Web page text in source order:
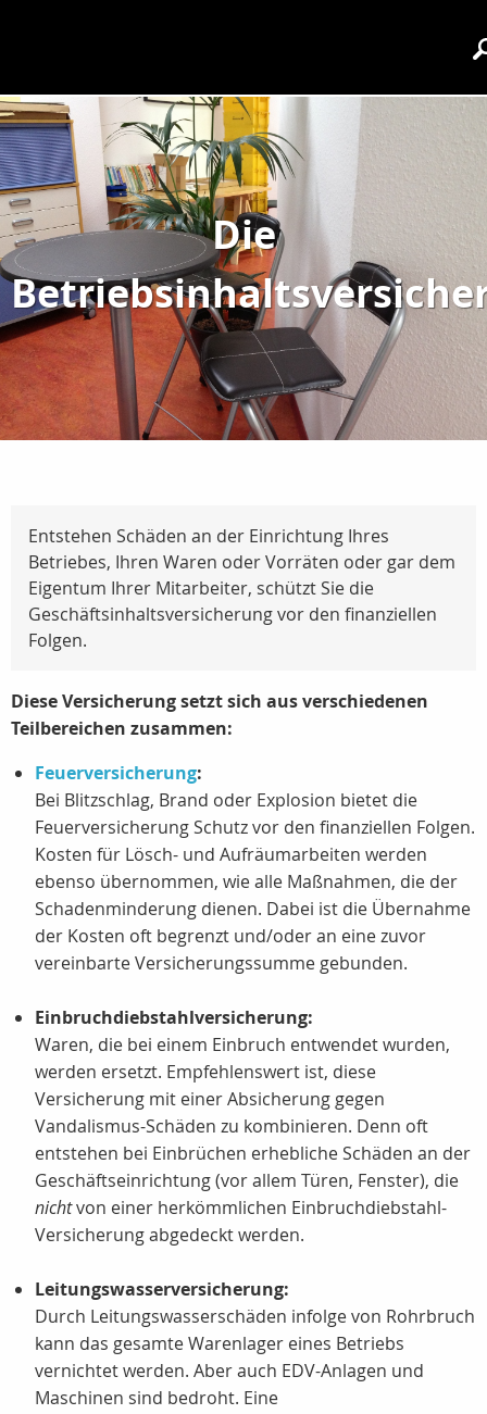
Die
Entstehen Schäden an der Einrichtung Ihres
Betriebes, Ihren Waren oder Vorräten oder gar dem
Eigentum Ihrer Mitarbeiter, schützt Sie die
Geschäftsinhaltsversicherung vor den finanziellen
Folgen.
Diese Versicherung setzt sich aus verschiedenen
Teilbereichen zusammen:
Feuerversicherung:
Bei Blitzschlag, Brand oder Explosion bietet die
Feuerversicherung Schutz vor den finanziellen Folgen.
Kosten für Lösch- und Aufräumarbeiten werden
ebenso übernommen, wie alle Maßnahmen, die der
Schadenminderung dienen. Dabei ist die Übernahme
der Kosten oft begrenzt und/oder an eine zuvor
vereinbarte Versicherungssumme gebunden.
Einbruchdiebstahlversicherung:
Waren, die bei einem Einbruch entwendet wurden,
werden ersetzt. Empfehlenswert ist, diese
Versicherung mit einer Absicherung gegen
Vandalismus-Schäden zu kombinieren. Denn oft
entstehen bei Einbrüchen erhebliche Schäden an der
Geschäftseinrichtung (vor allem Türen, Fenster), die
nichtvon einer herkömmlichen Einbruchdiebstahl-
Versicherung abgedeckt werden.
Leitungswasserversicherung:
Durch Leitungswasserschäden infolge von Rohrbruch
kann das gesamte Warenlager eines Betriebs
vernichtet werden. Aber auch EDV-Anlagen und
Maschinen sind bedroht. Eine